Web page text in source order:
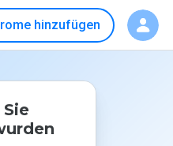
hinzufügen